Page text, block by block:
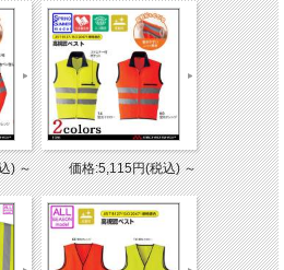
)～ 価格:5,115円(税込)～